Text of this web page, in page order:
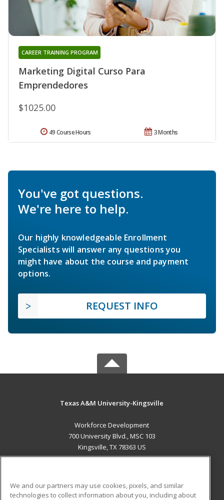
Marketing Digital Curso Para
Emprendedores
CAREER TRAINING PROGRAM
$1025.00
3 Months
49 Course Hours
You've got questions.
We're here to help.
Our highly knowledgeable Enrollment
Specialists will answer any questions you
might have about the course and payment
options.
REQUEST INFO
Texas A&M University-Kingsville
Workforce Development
700 University Blvd., MSC 103
Kingsville, TX 78363 US
We and our partners may use cookies, pixels, and similar
technologies to collect information about you, including about